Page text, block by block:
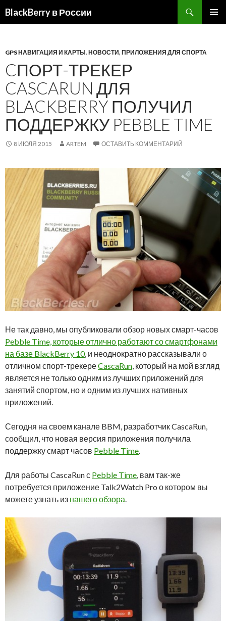
BlackBerry в России
GPS НАВИГАЦИЯ И КАРТЫ, НОВОСТИ, ПРИЛОЖЕНИЯ ДЛЯ СПОРТА
CПОРТ-ТРЕКЕР
CASCARUN ДЛЯ
BLACKBERRY ПОЛУЧИЛ
ПОДДЕРЖКУ PEBBLE TIME
8 ИЮЛЯ 2015 ARTEM ОСТАВИТЬ КОММЕНТАРИЙ
Не так давно, мы опубликовали обзор новых смарт-часов
Pebble Time, которые отлично работают со смартфонами
на базе BlackBerry 10, и неоднократно рассказывали о
отличном спорт-трекереCascaRun, который на мой взгляд
является не только одним из лучших приложений для
занятий спортом, но и одним из лучших нативных
приложений.
Сегодня на своем канале BBM, разработчик CascaRun,
сообщил, что новая версия приложения получила
поддержку смарт часов Pebble Time.
Для работы CascaRun с Pebble Time, вам так-же
потребуется приложение Talk2Watch Pro о котором вы
можете узнать из нашего обзора.